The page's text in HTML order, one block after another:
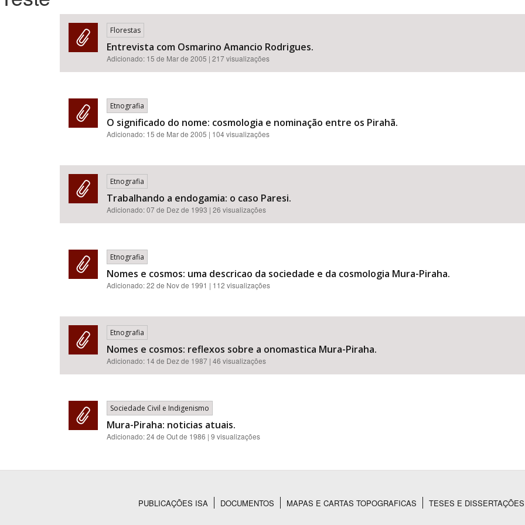
Área de Levantamento
Florestas
Entrevista com Osmarino Amancio Rodrigues.
Adicionado: 15 de Mar de 2005 | 217 visualizações
Etnografia
O significado do nome: cosmologia e nominação entre os Pirahã.
Adicionado: 15 de Mar de 2005 | 104 visualizações
Etnografia
Trabalhando a endogamia: o caso Paresi.
Adicionado:07 de Dez de 1993 | 26 visualizações
Etnografia
Nomes e cosmos: uma descricao da sociedade e da cosmologia Mura-Piraha.
Adicionado:22 de Nov de 1991 | 112 visualizações
Etnografia
Nomes e cosmos: reflexos sobre a onomastica Mura-Piraha.
Adicionado: 14 de Dez de 1987 | 46 visualizações
Sociedade Civil e Indigenismo
Mura-Piraha: noticias atuais.
Adicionado:24 de Out de 1986 | 9 visualizações
PUBLICAÇÕES ISA DOCUMENTOS MAPAS E CARTAS TOPOGRAFICAS TESES E DISSERTAÇÕES